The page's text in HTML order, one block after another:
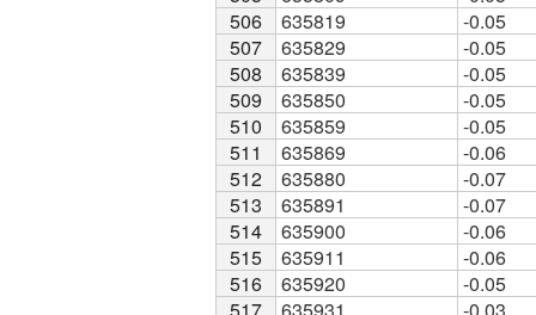
506
635819
-0.05
507
635829
-0.05
508
635839
-0.05
509
635850
-0.05
510
635859
-0.05
511
635869
-0.06
512
635880
-0.07
513
635891
-0.07
514
635900
-0.06
515
635911
-0.06
516
635920
-0.05
506
507
508
509
510
511
512
513
514
515
516